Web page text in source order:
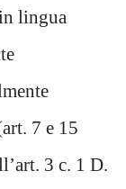
lingua
7 e 15
3 c. 1 D.